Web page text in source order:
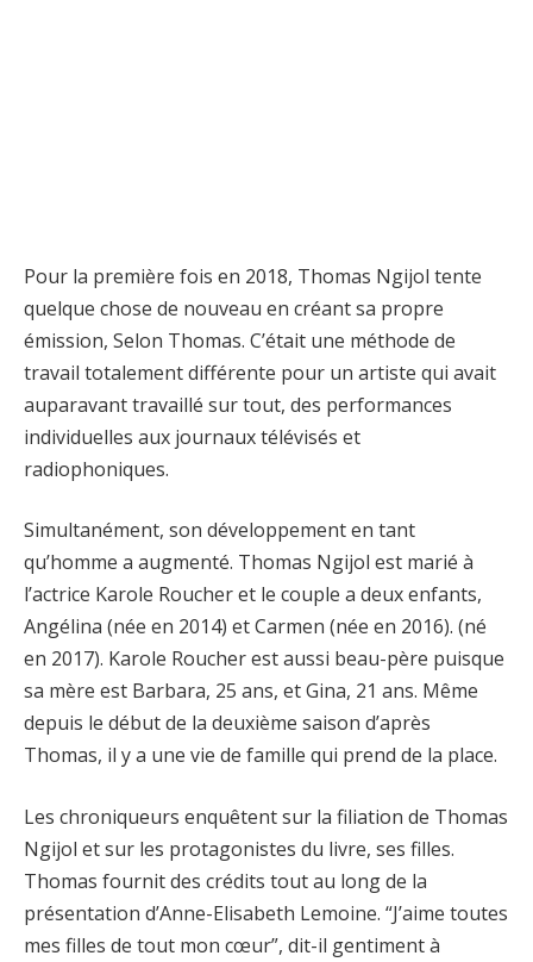
Pour la première fois en 2018, Thomas Ngijol tente
quelque chose de nouveau en créant sa propre
émission, Selon Thomas. C’était une méthode de
travail totalement différente pour un artiste qui avait
auparavant travaillé sur tout, des performances
individuelles aux journaux télévisés et
radiophoniques.
Simultanément, son développement en tant
qu’homme a augmenté. Thomas Ngijol est marié à
l’actrice Karole Roucher et le couple a deux enfants,
Angélina (née en 2014) et Carmen (née en 2016). (né
en 2017). Karole Roucher est aussi beau-père puisque
sa mère est Barbara, 25 ans, et Gina, 21 ans. Même
depuis le début de la deuxième saison d’après
Thomas, il y a une vie de famille qui prend de la place.
Les chroniqueurs enquêtent sur la filiation de Thomas
Ngijol et sur les protagonistes du livre, ses filles.
Thomas fournit des crédits tout au long de la
présentation d’Anne-Elisabeth Lemoine. “J’aime toutes
mes filles de tout mon cœur”, dit-il gentiment à